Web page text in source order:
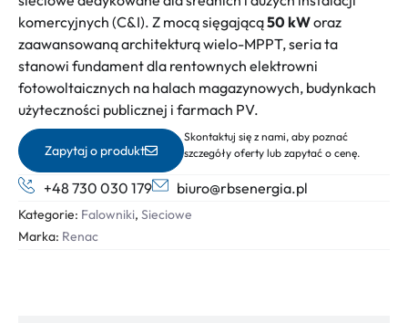
komercyjnych (C&I). Z mocą sięgającą50 kWoraz
zaawansowaną architekturą wielo-MPPT, seria ta
stanowi fundament dla rentownych elektrowni
fotowoltaicznych na halach magazynowych, budynkach
użyteczności publicznej i farmach PV.
Zapytaj o produkt
Skontaktuj się z nami, aby poznać
szczegóły oferty lub zapytać o cenę.
+48 730 030 179 biuro@rbsenergia.pl
Kategorie: Falowniki, Sieciowe
Marka: Renac